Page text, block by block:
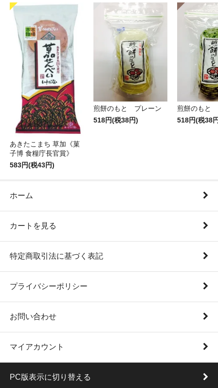
あきたこまち 草加《菓
子博 食糧庁長官賞》
583円(税43円)
煎餅のもと プレーン
518円(税38円)
煎餅のもと
518円(税38
ホーム
カートを見る
特定商取引法に基づく表記
プライバシーポリシー
お問い合わせ
マイアカウント
PC版表示に切り替える